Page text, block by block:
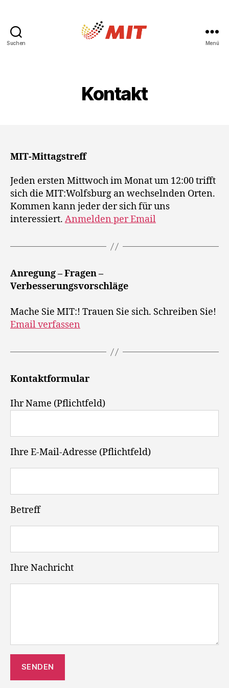
Suchen Menü
Kontakt
MIT-Mittagstreff
Jeden ersten Mittwoch im Monat um 12:00 trifft
sich die MIT:Wolfsburg an wechselnden Orten.
Kommen kann jeder der sich für uns
interessiert. Anmelden per Email
Anregung – Fragen –
Verbesserungsvorschläge
Mache Sie MIT:! Trauen Sie sich. Schreiben Sie!
Email verfassen
Kontaktformular
Ihr Name (Pflichtfeld)
Ihre E-Mail-Adresse (Pflichtfeld)
Betreff
Ihre Nachricht